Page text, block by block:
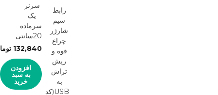
رابط
سیم
شارژر
چراغ
قوه و
ریش
تراش
به
USB(کد
سرنر
یک
سرماده
20سانتی
132,840
افزودن
به سبد
خرید